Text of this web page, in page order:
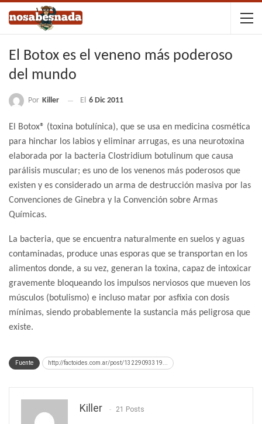
El Botox es el veneno más poderoso
del mundo
Por Killer El 6 Dic 2011
El Botox® (toxina botulínica), que se usa en medicina cosmética
para hinchar los labios y eliminar arrugas, es una neurotoxina
elaborada por la bacteria Clostridium botulinum que causa
parálisis muscular; es uno de los venenos más poderosos que
existen y es considerado un arma de destrucción masiva por las
Convenciones de Ginebra y la Convención sobre Armas
Químicas.
La bacteria, que se encuentra naturalmente en suelos y aguas
contaminadas, produce unas esporas que se transportan en los
alimentos donde, a su vez, generan la toxina, capaz de intoxicar
gravemente bloqueando los impulsos nerviosos que mueven los
músculos (botulismo) e incluso matar por asfixia con dosis
mínimas, siendo probablemente la sustancia más peligrosa que
existe.
Fuente http://factoides.com.ar/post/13229093319...
Killer 21 Posts